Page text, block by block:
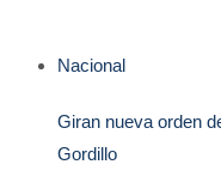
Nacional
Giran nueva orden
Gordillo